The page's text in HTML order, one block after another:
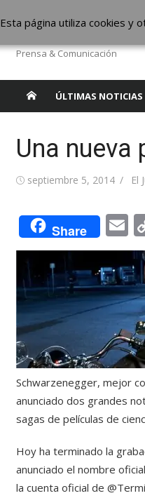
The
Prensa & Comunicación
ÚLTIMAS NOTICIAS
Una nueva
Publicada
septiembre 5, 2014 El
Share
Schwarzenegger, mejor
anunciado dos grandes
sagas de películas de
Hoy ha terminado la
anunciado el nombre
la cuenta oficial de
Esta página utiliza cookies y